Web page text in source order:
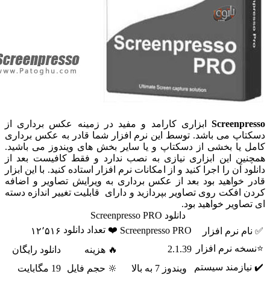
ابزاری کارامد و مفید در زمینه عکس برداری از
می باشد. توسط این نرم افزار شما قادر به عکس برداری
یا بخشی از دسکتاپ و یا سایر بخش های ویندوز می باشید.
این ابزاری نیازی به نصب ندارد و فقط کافیست بعد از
آن را اجرا کنید و از امکانات نرم افزار استاده کنید. با این ابزار
خواهید بود بعد از عکس برداری به ویرایش تصاویر و اضافه
افکت روی تصاویر بپردازید و دارای قابلیت تغییر اندازه دسته
خواهید بود.
دانلود Screenpresso PRO
نرم افزار
Screenpresso PRO ❤️ تعداد دانلود ۱۲٬۵۱۶
نرم افزار 2.1.39 🔥 هزینه
دانلود رایگان
سیستم
ویندوز 7 به بالا 🔆 حجم فایل 19 مگابایت